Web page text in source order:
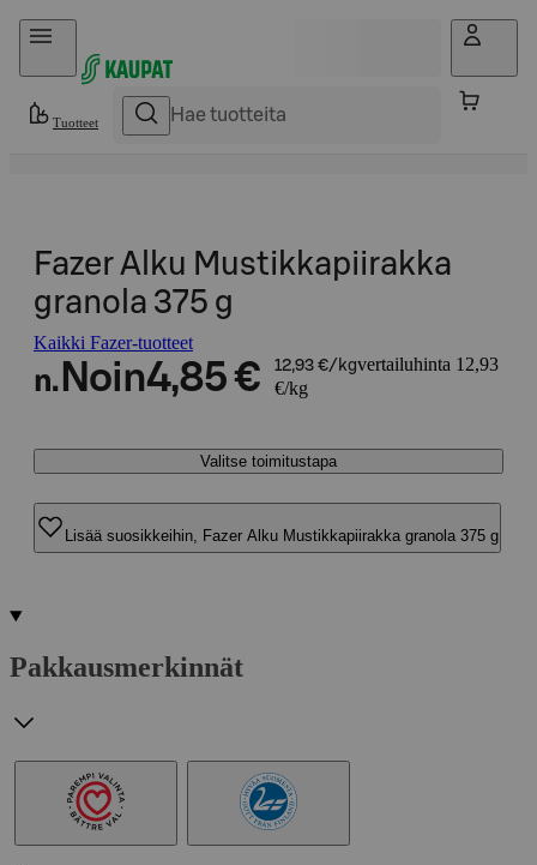
Hyppää sisältöön
Tuotteet
Fazer Alku Mustikkapiirakka
granola 375 g
Kaikki Fazer-tuotteet
n. Noin4,85 € 12,93 €/kgvertailuhinta 12,93
€/kg
Valitse toimitustapa
Lisää suosikkeihin, Fazer Alku Mustikkapiirakka granola 375 g
Pakkausmerkinnät